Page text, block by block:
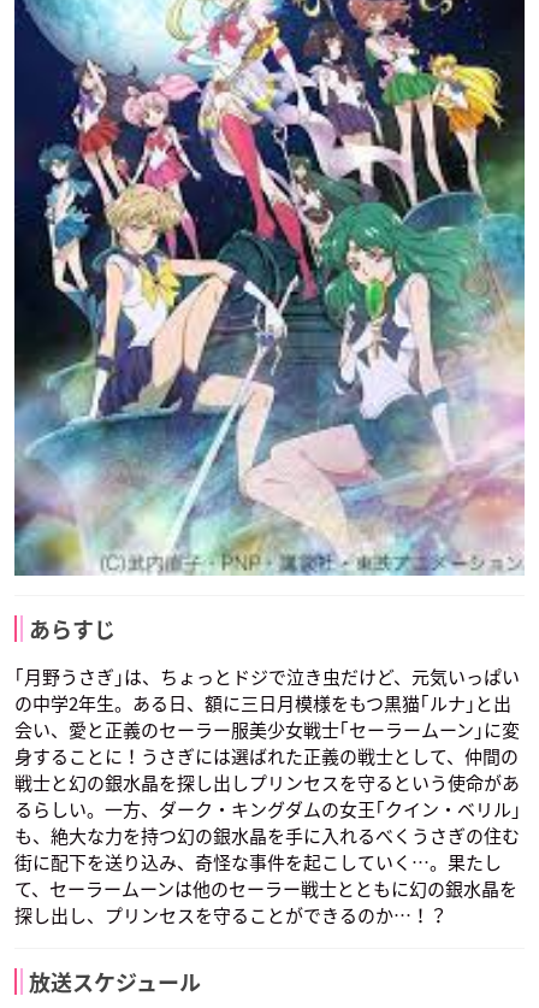
あらすじ
｢月野うさぎ｣は、ちょっとドジで泣き虫だけど、元気いっぱい
の中学2年生。ある日、額に三日月模様をもつ黒猫｢ルナ｣と出
会い、愛と正義のセーラー服美少女戦士｢セーラームーン｣に変
身することに！うさぎには選ばれた正義の戦士として、仲間の
戦士と幻の銀水晶を探し出しプリンセスを守るという使命があ
るらしい。一方、ダーク・キングダムの女王｢クイン・ベリル｣
も、絶大な力を持つ幻の銀水晶を手に入れるべくうさぎの住む
街に配下を送り込み、奇怪な事件を起こしていく…。果たし
て、セーラームーンは他のセーラー戦士とともに幻の銀水晶を
探し出し、プリンセスを守ることができるのか…！？
放送スケジュール